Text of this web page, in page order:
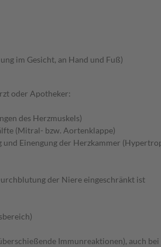
im Gesicht, an Hand und Fuß)
oder Apotheker:
des Herzmuskels)
(Mitral- bzw. Aortenklappe)
Einengung der Herzkammer
der Niere eingeschränkt ist
Immunreaktionen), auch